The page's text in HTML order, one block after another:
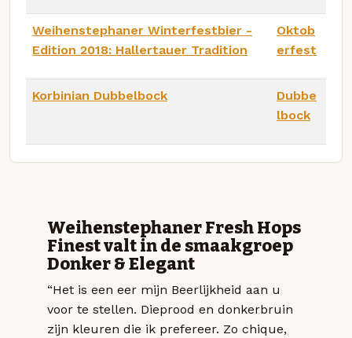
Weihenstephaner Winterfestbier -
Edition 2018: Hallertauer Tradition
Oktob
erfest
Korbinian Dubbelbock
Dubbe
lbock
Weihenstephaner Fresh Hops
Finest valt in de smaakgroep
Donker & Elegant
“Het is een eer mijn Beerlijkheid aan u
voor te stellen. Dieprood en donkerbruin
zijn kleuren die ik prefereer. Zo chique,